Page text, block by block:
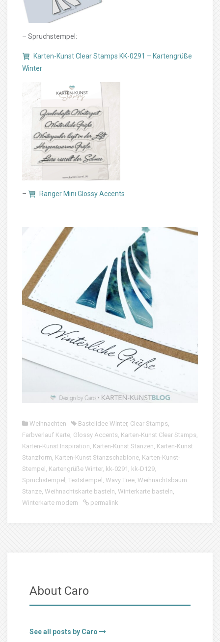
– Spruchstempel:
Karten-Kunst Clear Stamps KK-0291 – Kartengrüße
Winter
– Ranger Mini Glossy Accents
Weihnachten Bastelidee Winter, Clear Stamps,
Farbverlauf Karte, Glossy Accents, Karten-Kunst Clear Stamps,
Karten-Kunst Inspiration, Karten-Kunst Stanzen, Karten-Kunst
Stanzform, Karten-Kunst Stanzschablone, Karten-Kunst-
Stempel , Kartengrüße Winter, kk-0291 , kk-D129,
Spruchstempel , Textstempel , Wavy Tree, Weihnachtsbaum
Stanze, Weihnachtskarte basteln, Winterkarte basteln,
Winterkarte modern
permalink
About Caro
See all posts by Caro